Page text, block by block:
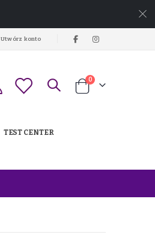
Utwórz konto
Koszyk
0produkty
TEST CENTER